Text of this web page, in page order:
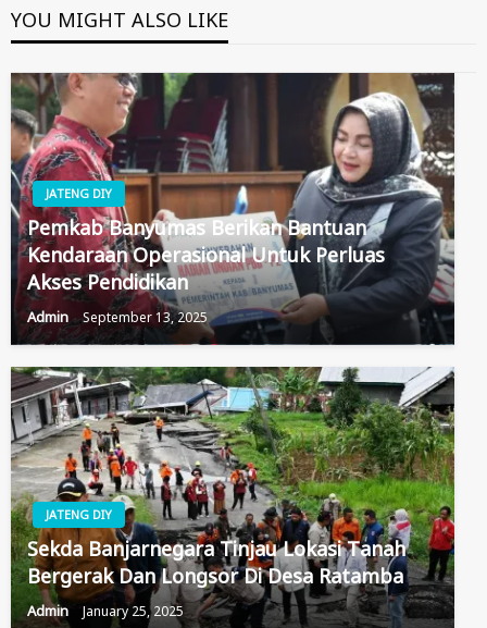
YOU MIGHT ALSO LIKE
JATENG DIY
Pemkab Banyumas Berikan Bantuan
Kendaraan Operasional Untuk Perluas
Akses Pendidikan
Admin September 13, 2025
JATENG DIY
Sekda Banjarnegara Tinjau Lokasi Tanah
Bergerak Dan Longsor Di Desa Ratamba
Admin January 25, 2025